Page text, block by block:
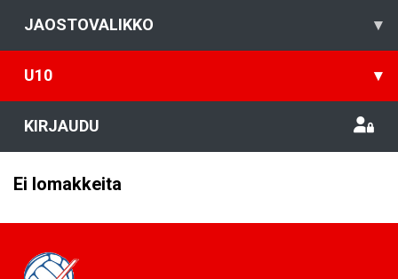
JAOSTOVALIKKO ▾
U10 ▾
KIRJAUDU
Ei lomakkeita